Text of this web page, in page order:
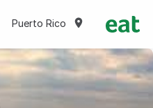
Puerto Rico